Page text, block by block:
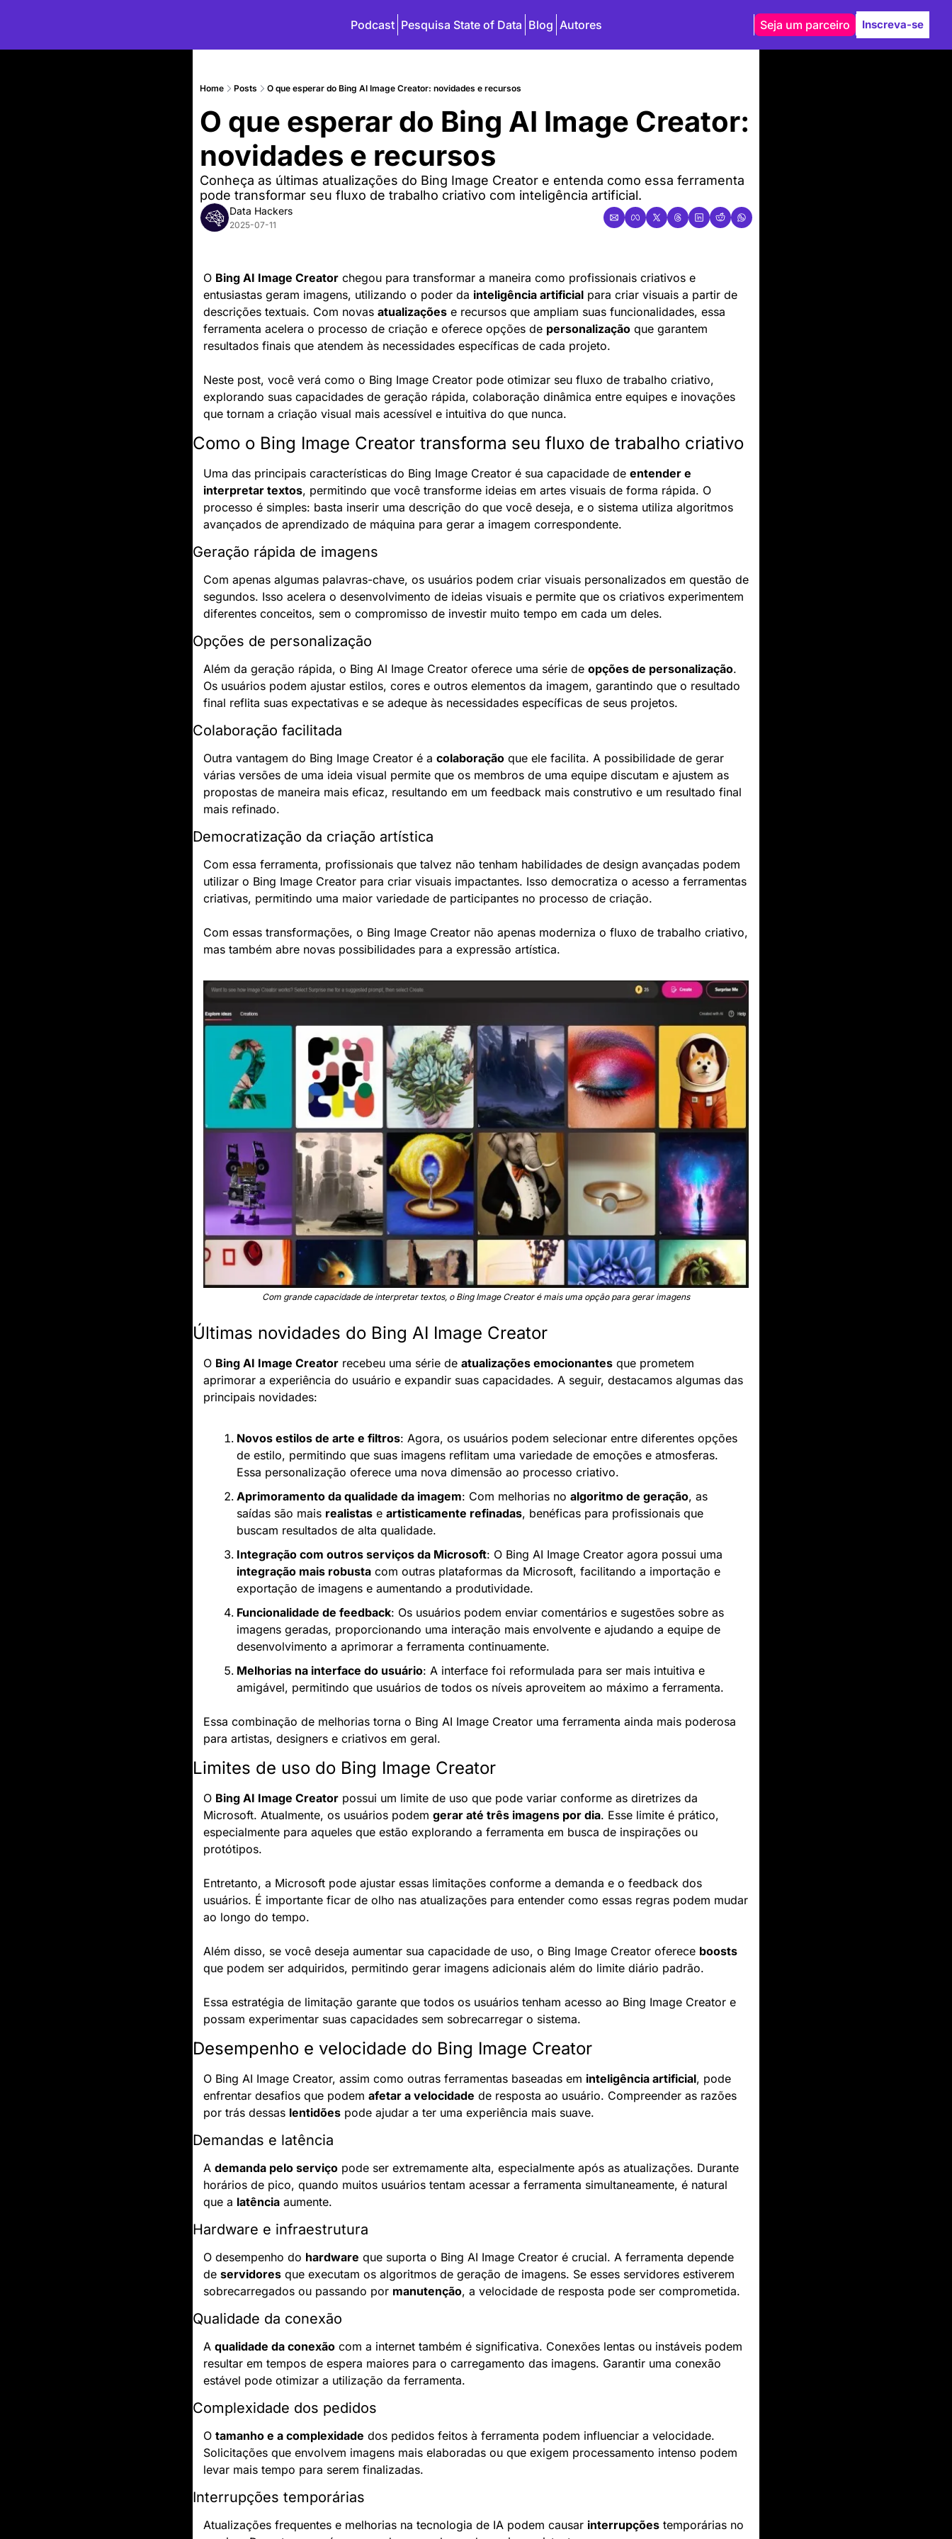
Podcast Pesquisa State of Data Blog Autores Seja um parceiro Inscreva-se
Home Posts O que esperar do Bing AI Image Creator: novidades e recursos
O que esperar do Bing AI Image Creator:
novidades e recursos
Conheça as últimas atualizações do Bing Image Creator e entenda como essa ferramenta
pode transformar seu fluxo de trabalho criativo com inteligência artificial.
Data Hackers
2025-07-11
O Bing AI Image Creator chegou para transformar a maneira como profissionais criativos e
entusiastas geram imagens, utilizando o poder da inteligência artificial para criar visuais a partir de
descrições textuais. Com novas atualizações e recursos que ampliam suas funcionalidades, essa
ferramenta acelera o processo de criação e oferece opções de personalização que garantem
resultados finais que atendem às necessidades específicas de cada projeto.
Neste post, você verá como o Bing Image Creator pode otimizar seu fluxo de trabalho criativo,
explorando suas capacidades de geração rápida, colaboração dinâmica entre equipes e inovações
que tornam a criação visual mais acessível e intuitiva do que nunca.
Como o Bing Image Creator transforma seu fluxo de trabalho criativo
Uma das principais características do Bing Image Creator é sua capacidade de entender e
interpretar textos, permitindo que você transforme ideias em artes visuais de forma rápida. O
processo é simples: basta inserir uma descrição do que você deseja, e o sistema utiliza algoritmos
avançados de aprendizado de máquina para gerar a imagem correspondente.
Geração rápida de imagens
Com apenas algumas palavras-chave, os usuários podem criar visuais personalizados em questão de
segundos. Isso acelera o desenvolvimento de ideias visuais e permite que os criativos experimentem
diferentes conceitos, sem o compromisso de investir muito tempo em cada um deles.
Opções de personalização
Além da geração rápida, o Bing AI Image Creator oferece uma série de opções de personalização.
Os usuários podem ajustar estilos, cores e outros elementos da imagem, garantindo que o resultado
final reflita suas expectativas e se adeque às necessidades específicas de seus projetos.
Colaboração facilitada
Outra vantagem do Bing Image Creator é a colaboração que ele facilita. A possibilidade de gerar
várias versões de uma ideia visual permite que os membros de uma equipe discutam e ajustem as
propostas de maneira mais eficaz, resultando em um feedback mais construtivo e um resultado final
mais refinado.
Democratização da criação artística
Com essa ferramenta, profissionais que talvez não tenham habilidades de design avançadas podem
utilizar o Bing Image Creator para criar visuais impactantes. Isso democratiza o acesso a ferramentas
criativas, permitindo uma maior variedade de participantes no processo de criação.
Com essas transformações, o Bing Image Creator não apenas moderniza o fluxo de trabalho criativo,
mas também abre novas possibilidades para a expressão artística.
Com grande capacidade de interpretar textos, o Bing Image Creator é mais uma opção para gerar imagens
Últimas novidades do Bing AI Image Creator
O Bing AI Image Creator recebeu uma série de atualizações emocionantes que prometem
aprimorar a experiência do usuário e expandir suas capacidades. A seguir, destacamos algumas das
principais novidades:
Novos estilos de arte e filtros: Agora, os usuários podem selecionar entre diferentes opções
de estilo, permitindo que suas imagens reflitam uma variedade de emoções e atmosferas.
Essa personalização oferece uma nova dimensão ao processo criativo.
Aprimoramento da qualidade da imagem: Com melhorias no algoritmo de geração, as
saídas são mais realistas e artisticamente refinadas, benéficas para profissionais que
buscam resultados de alta qualidade.
Integração com outros serviços da Microsoft
integração mais robusta com outras plataformas da Microsoft, facilitando a importação e
exportação de imagens e aumentando a produtividade.
Funcionalidade de feedback: Os usuários podem enviar comentários e sugestões sobre as
imagens geradas, proporcionando uma interação mais envolvente e ajudando a equipe de
desenvolvimento a aprimorar a ferramenta continuamente.
Melhorias na interface do usuário: A interface foi reformulada para ser mais intuitiva e
amigável, permitindo que usuários de todos os níveis aproveitem ao máximo a ferramenta.
Essa combinação de melhorias torna o Bing AI Image Creator uma ferramenta ainda mais poderosa
para artistas, designers e criativos em geral.
Limites de uso do Bing Image Creator
O Bing AI Image Creator possui um limite de uso que pode variar conforme as diretrizes da
Microsoft. Atualmente, os usuários podem gerar até três imagens por dia. Esse limite é prático,
especialmente para aqueles que estão explorando a ferramenta em busca de inspirações ou
protótipos.
Entretanto, a Microsoft pode ajustar essas limitações conforme a demanda e o feedback dos
usuários. É importante ficar de olho nas atualizações para entender como essas regras podem mudar
ao longo do tempo.
Além disso, se você deseja aumentar sua capacidade de uso, o Bing Image Creator oferece boosts
que podem ser adquiridos, permitindo gerar imagens adicionais além do limite diário padrão.
Essa estratégia de limitação garante que todos os usuários tenham acesso ao Bing Image Creator e
possam experimentar suas capacidades sem sobrecarregar o sistema.
Desempenho e velocidade do Bing Image Creator
O Bing AI Image Creator, assim como outras ferramentas baseadas em inteligência artificial, pode
enfrentar desafios que podem afetar a velocidade de resposta ao usuário. Compreender as razões
por trás dessas lentidões pode ajudar a ter uma experiência mais suave.
Demandas e latência
A demanda pelo serviço pode ser extremamente alta, especialmente após as atualizações. Durante
horários de pico, quando muitos usuários tentam acessar a ferramenta simultaneamente, é natural
que a latência aumente.
Hardware e infraestrutura
O desempenho do hardware que suporta o Bing AI Image Creator é crucial. A ferramenta depende
de servidores que executam os algoritmos de geração de imagens. Se esses servidores estiverem
sobrecarregados ou passando por manutenção, a velocidade de resposta pode ser comprometida.
Qualidade da conexão
A qualidade da conexão com a internet também é significativa. Conexões lentas ou instáveis podem
resultar em tempos de espera maiores para o carregamento das imagens. Garantir uma conexão
estável pode otimizar a utilização da ferramenta.
Complexidade dos pedidos
O tamanho e a complexidade dos pedidos feitos à ferramenta podem influenciar a velocidade.
Solicitações que envolvem imagens mais elaboradas ou que exigem processamento intenso podem
levar mais tempo para serem finalizadas.
Interrupções temporárias
Atualizações frequentes e melhorias na tecnologia de IA podem causar interrupções temporárias no